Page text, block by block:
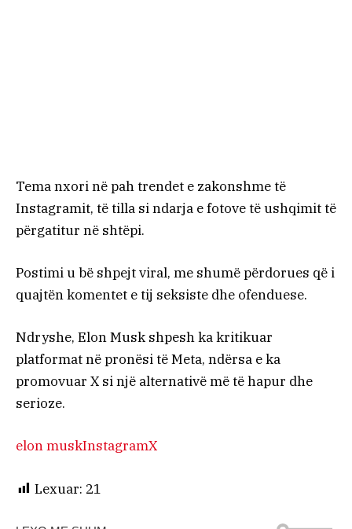
Tema nxori në pah trendet e zakonshme të
Instagramit, të tilla si ndarja e fotove të ushqimit të
përgatitur në shtëpi.
Postimi u bë shpejt viral, me shumë përdorues që i
quajtën komentet e tij seksiste dhe ofenduese.
Ndryshe, Elon Musk shpesh ka kritikuar
platformat në pronësi të Meta, ndërsa e ka
promovuar X si një alternativë më të hapur dhe
serioze.
elon muskInstagramX
Lexuar: 21